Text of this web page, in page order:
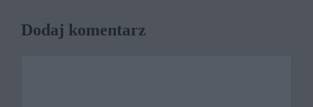
Dodaj komentarz